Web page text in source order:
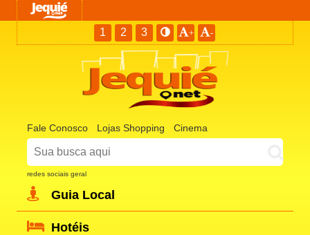
1 2 3 + -
Fale Conosco Lojas Shopping Cinema
redes sociais geral
Guia Local
Hotéis